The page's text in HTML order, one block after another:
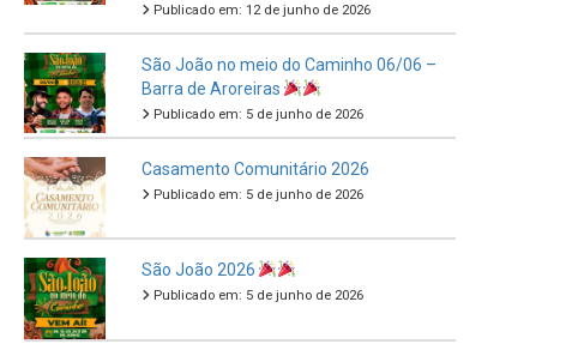
Publicado em: 12 de junho de 2026
São João no meio do Caminho 06/06 –
Barra de Aroreiras
Publicado em: 5 de junho de 2026
Casamento Comunitário 2026
Publicado em: 5 de junho de 2026
São João 2026
Publicado em: 5 de junho de 2026